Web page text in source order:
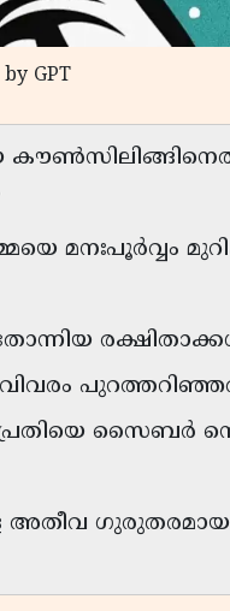
GPT
മനഃപൂർവ്വം
സൈബർ
അതീവ